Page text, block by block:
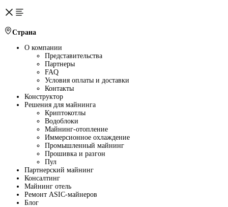
Страна
О компании
Представительства
Партнеры
FAQ
Условия оплаты и доставки
Контакты
Конструктор
Решения для майнинга
Криптокотлы
Водоблоки
Майнинг-отопление
Иммерсионное охлаждение
Промышленный майнинг
Прошивка и разгон
Пул
Партнерский майнинг
Консалтинг
Майнинг отель
Ремонт ASIC-майнеров
Блог